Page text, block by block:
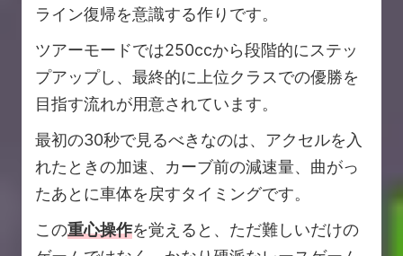
ライン復帰を意識する作りです。
ツアーモードでは250ccから段階的にステッ
プアップし、最終的に上位クラスでの優勝を
目指す流れが用意されています。
最初の30秒で見るべきなのは、アクセルを入
れたときの加速、カーブ前の減速量、曲がっ
たあとに車体を戻すタイミングです。
この重心操作を覚えると、ただ難しいだけの